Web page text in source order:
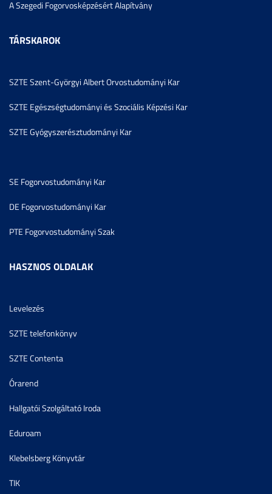
A Szegedi Fogorvosképzésért Alapítvány
TÁRSKAROK
SZTE Szent-Györgyi Albert Orvostudományi Kar
SZTE Egészségtudományi és Szociális Képzési Kar
SZTE Gyógyszerésztudományi Kar
SE Fogorvostudományi Kar
DE Fogorvostudományi Kar
PTE Fogorvostudományi Szak
HASZNOS OLDALAK
Levelezés
SZTE telefonkönyv
SZTE Contenta
Órarend
Hallgatói Szolgáltató Iroda
Eduroam
Klebelsberg Könyvtár
TIK